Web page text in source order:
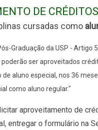
DE CRÉDITOS
cursadas como
Graduação da USP - Artigo
ser aproveitados
de aluno especial, nos 36
como aluno regular."
aproveitamento de
entregar o formulário na